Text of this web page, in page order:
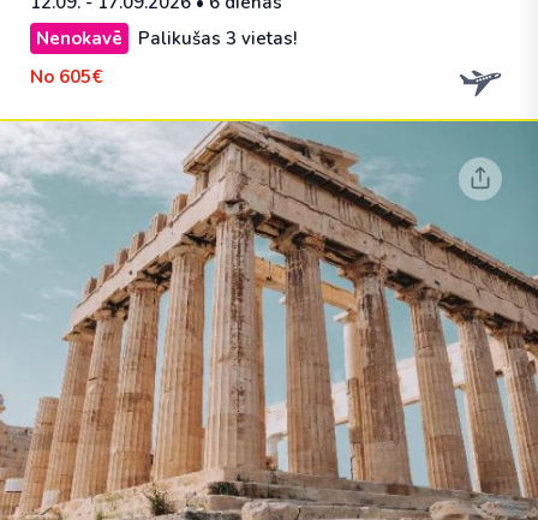
Nenokavē
Palikušas 3 vietas!
No 605€